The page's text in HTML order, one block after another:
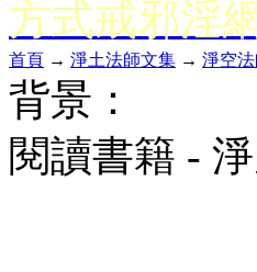
方式戒邪淫
首頁 → 淨土法師文集 → 淨空
背景：
閱讀書籍 -